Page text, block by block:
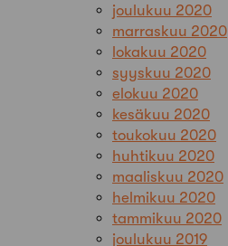
joulukuu 2020
marraskuu 2020
lokakuu 2020
syyskuu 2020
elokuu 2020
kesäkuu 2020
toukokuu 2020
huhtikuu 2020
maaliskuu 2020
helmikuu 2020
tammikuu 2020
joulukuu 2019